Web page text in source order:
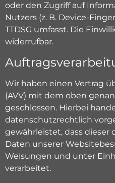
oder den Zugriff auf
Nutzers (z. B. Device-
TTDSG umfasst. Die
widerrufbar.
Wir haben einen Vertrag
(AVV) mit dem oben
geschlossen. Hierbei
datenschutzrechtlich
gewährleistet, dass dieser
Daten unserer
Weisungen und unter
verarbeitet.